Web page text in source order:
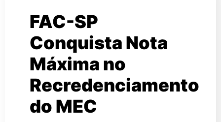
FAC-SP
Conquista Nota
Máxima no
Recredenciamento
do MEC